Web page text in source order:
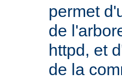
permet
de
httpd, et
de la